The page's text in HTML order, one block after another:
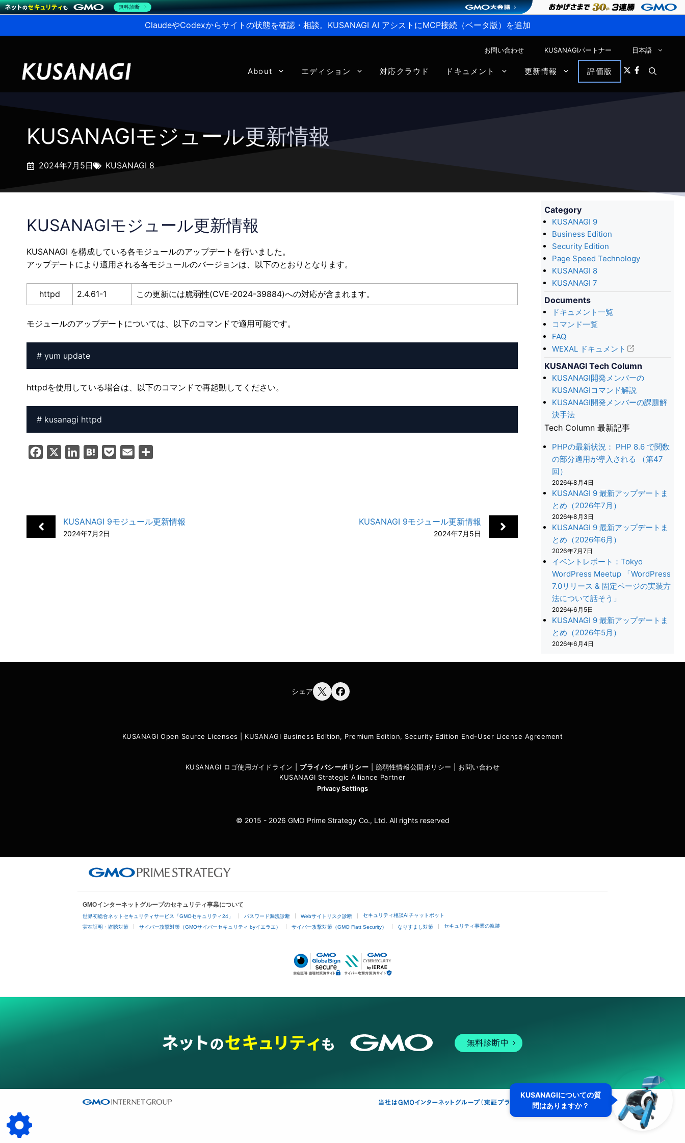
ClaudeやCodexからサイトの状態を確認・相談。KUSANAGI AI アシストにMCP接続（ベータ版）を追加
お問い合わせ KUSANAGIパートナー 日本語
About エディション 対応クラウド ドキュメント 更新情報 評価版
KUSANAGIモジュール更新情報
2024年7月5日 KUSANAGI 8
KUSANAGIモジュール更新情報
KUSANAGI を構成している各モジュールのアップデートを行いました。
アップデートにより適用される各モジュールのバージョンは、以下のとおりとなります。
httpd 2.4.61-1 この更新には脆弱性(CVE-2024-39884)への対応が含まれます。
モジュールのアップデートについては、以下のコマンドで適用可能です。
httpdを使用している場合は、以下のコマンドで再起動してください。
o
o
d
I
a
t
KUSANAGI 9モジュール更新情報
2024年7月2日
KUSANAGI 9モジュール更新情報
2024年7月5日
Category
KUSANAGI 9
Business Edition
Security Edition
Page Speed Technology
KUSANAGI 8
KUSANAGI 7
Documents
ドキュメント一覧
コマンド一覧
FAQ
WEXAL ドキュメント
KUSANAGI Tech Column
KUSANAGI開発メンバーの
KUSANAGIコマンド解説
KUSANAGI開発メンバーの課題解
決手法
Tech Column 最新記事
PHPの最新状況： PHP 8.6 で関数
の部分適用が導入される （第47
回）
2026年8月4日
KUSANAGI 9 最新アップデートま
とめ（2026年7月）
2026年8月3日
KUSANAGI 9 最新アップデートま
とめ（2026年6月）
2026年7月7日
イベントレポート：Tokyo
WordPress Meetup 「WordPress
7.0リリース & 固定ページの実装方
法について話そう」
2026年6月5日
KUSANAGI 9 最新アップデートま
とめ（2026年5月）
2026年6月4日
シェア
KUSANAGI Open Source Licenses KUSANAGI Business Edition, Premium Edition, Security Edition End-User License Agreement
KUSANAGI ロゴ使用ガイドライン プライバシーポリシー 脆弱性情報公開ポリシー
お問い合わせ
KUSANAGI Strategic Alliance Partner
Privacy Settings
© 2015 - 2026 GMO Prime Strategy Co., Ltd. All rights reserved
GMOインターネットグループのセキュリティ事業について
世界初総合ネットセキュリティサービス「GMOセキュリティ24」 パスワード漏洩診断 Webサイトリスク診断 セキュリティ相談AIチャットボット
実在証明・盗聴対策 サイバー攻撃対策（GMOサイバーセキュリティ byイエラエ） サイバー攻撃対策（GMO Flatt Security） なりすまし対策 セキュリティ事業の軌跡
無料診断中
KUSANAGIについての質
問はありますか？
無料診断